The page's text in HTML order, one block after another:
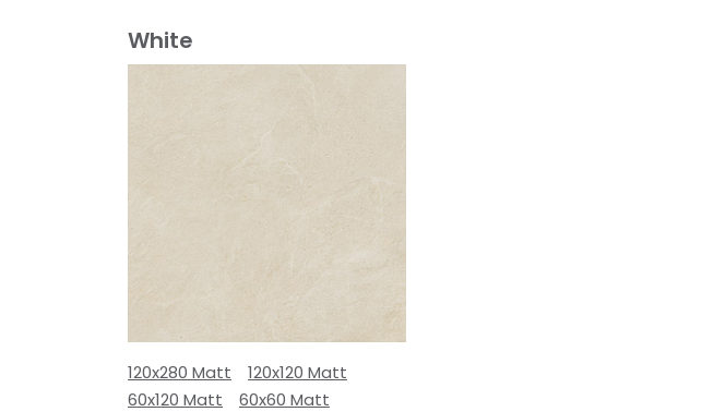
White
120x280 Matt
120x120 Matt
60x120 Matt
60x60 Matt